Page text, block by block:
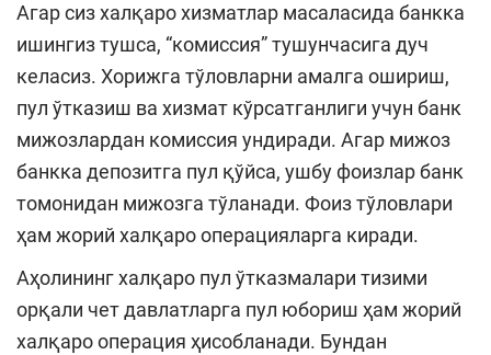
Агар сиз халқаро хизматлар масаласида банкка
ишингиз тушса, “комиссия” тушунчасига дуч
келасиз. Хорижга тўловларни амалга ошириш,
пул ўтказиш ва хизмат кўрсатганлиги учун банк
мижозлардан комиссия ундиради. Агар мижоз
банкка депозитга пул қўйса, ушбу фоизлар банк
томонидан мижозга тўланади. Фоиз тўловлари
ҳам жорий халқаро операцияларга киради.
Аҳолининг халқаро пул ўтказмалари тизими
орқали чет давлатларга пул юбориш ҳам жорий
халқаро операция ҳисобланади. Бундан